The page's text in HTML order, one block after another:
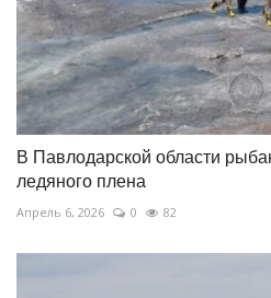
В Павлодарской области
ледяного плена
Апрель 6, 2026 0 82